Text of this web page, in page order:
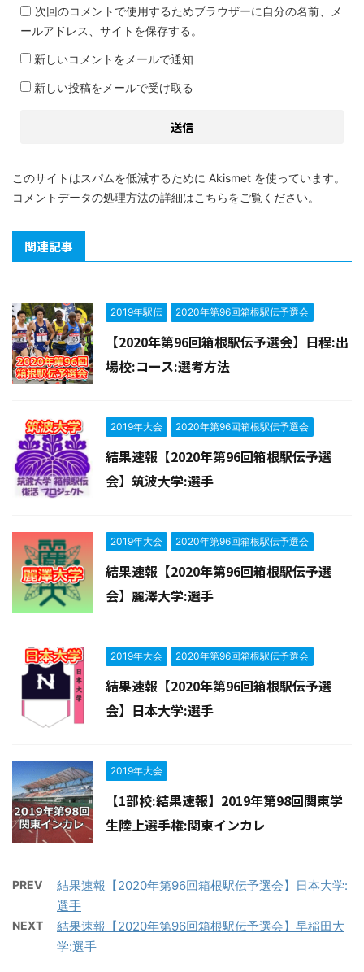
次回のコメントで使用するためブラウザーに自分の名前、メ
ールアドレス、サイトを保存する。
新しいコメントをメールで通知
新しい投稿をメールで受け取る
このサイトはスパムを低減するために Akismet を使っています。
コメントデータの処理方法の詳細はこちらをご覧ください。
関連記事
2019年駅伝 2020年第96回箱根駅伝予選会
【2020年第96回箱根駅伝予選会】日程:出
場校:コース:選考方法
2019年大会 2020年第96回箱根駅伝予選会
結果速報【2020年第96回箱根駅伝予選
会】筑波大学:選手
2019年大会 2020年第96回箱根駅伝予選会
結果速報【2020年第96回箱根駅伝予選
会】麗澤大学:選手
2019年大会 2020年第96回箱根駅伝予選会
結果速報【2020年第96回箱根駅伝予選
会】日本大学:選手
2019年大会
【1部校:結果速報】2019年第98回関東学
生陸上選手権:関東インカレ
PREV
結果速報【2020年第96回箱根駅伝予選会】日本大学:
選手
NEXT
結果速報【2020年第96回箱根駅伝予選会】早稲田大
学:選手